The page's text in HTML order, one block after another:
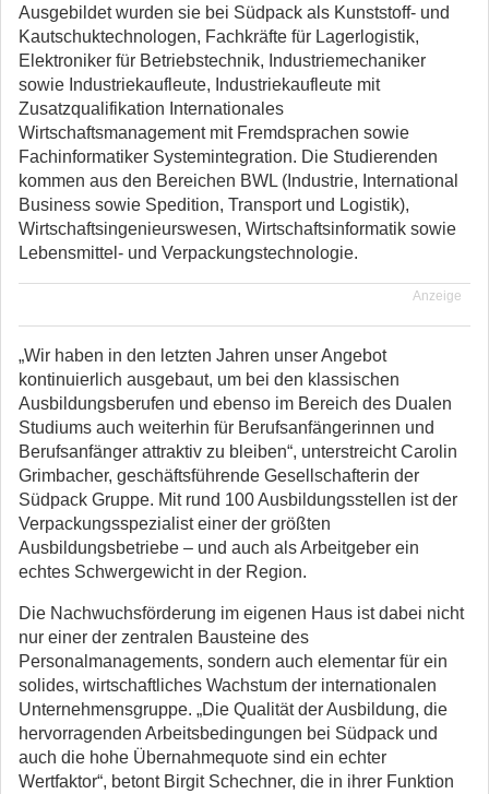
Ausgebildet wurden sie bei Südpack als Kunststoff- und
Kautschuktechnologen, Fachkräfte für Lagerlogistik,
Elektroniker für Betriebstechnik, Industriemechaniker
sowie Industriekaufleute, Industriekaufleute mit
Zusatzqualifikation Internationales
Wirtschaftsmanagement mit Fremdsprachen sowie
Fachinformatiker Systemintegration. Die Studierenden
kommen aus den Bereichen BWL (Industrie, International
Business sowie Spedition, Transport und Logistik),
Wirtschaftsingenieurswesen, Wirtschaftsinformatik sowie
Lebensmittel- und Verpackungstechnologie.
Anzeige
„Wir haben in den letzten Jahren unser Angebot
kontinuierlich ausgebaut, um bei den klassischen
Ausbildungsberufen und ebenso im Bereich des Dualen
Studiums auch weiterhin für Berufsanfängerinnen und
Berufsanfänger attraktiv zu bleiben“, unterstreicht Carolin
Grimbacher, geschäftsführende Gesellschafterin der
Südpack Gruppe. Mit rund 100 Ausbildungsstellen ist der
Verpackungsspezialist einer der größten
Ausbildungsbetriebe – und auch als Arbeitgeber ein
echtes Schwergewicht in der Region.
Die Nachwuchsförderung im eigenen Haus ist dabei nicht
nur einer der zentralen Bausteine des
Personalmanagements, sondern auch elementar für ein
solides, wirtschaftliches Wachstum der internationalen
Unternehmensgruppe. „Die Qualität der Ausbildung, die
hervorragenden Arbeitsbedingungen bei Südpack und
auch die hohe Übernahmequote sind ein echter
Wertfaktor“, betont Birgit Schechner, die in ihrer Funktion